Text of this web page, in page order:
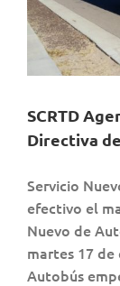
SCRTD
Directiva
Servicio
efectivo el
Nuevo de
martes 17 de
Autobús